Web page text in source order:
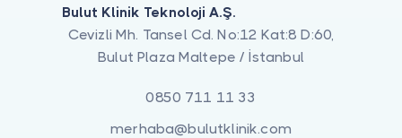
Bulut Klinik Teknoloji A.Ş.
Cevizli Mh. Tansel Cd. No:12 Kat:8 D:60,
Bulut Plaza Maltepe / İstanbul
0850 711 11 33
merhaba@bulutklinik.com